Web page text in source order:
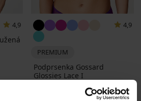
4,9 4,9
PREMIUM
Podprsenka Gossard
Glossies Lace I